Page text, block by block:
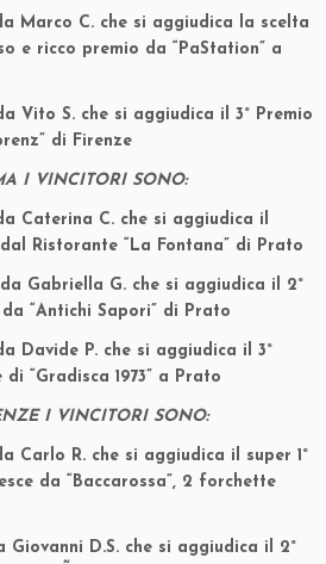
Marco C. che si aggiudica la scelta
e ricco premio da “PaStation” a
Vito S. che si aggiudica il 3° Premio
di Firenze
I VINCITORI SONO:
Caterina C. che si aggiudica il
Ristorante “La Fontana” di Prato
Gabriella G. che si aggiudica il 2°
“Antichi Sapori” di Prato
Davide P. che si aggiudica il 3°
“Gradisca 1973” a Prato
I VINCITORI SONO:
Carlo R. che si aggiudica il super 1°
da “Baccarossa”, 2 forchette
Giovanni D.S. che si aggiudica il 2°